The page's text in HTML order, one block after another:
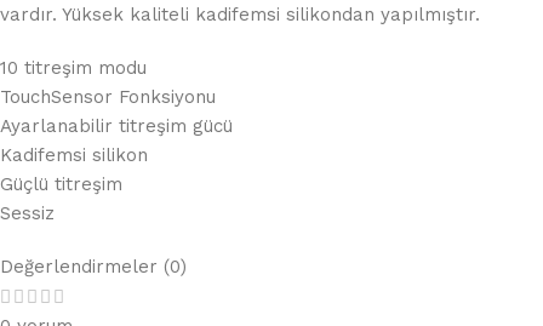
vardır. Yüksek kaliteli kadifemsi silikondan yapılmıştır.
10 titreşim modu
TouchSensor Fonksiyonu
Ayarlanabilir titreşim gücü
Kadifemsi silikon
Güçlü titreşim
Sessiz
Değerlendirmeler (0)